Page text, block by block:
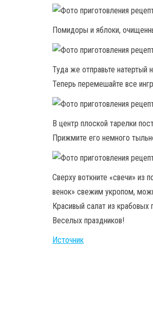
Помидоры и яблоки,
Туда же отправьте натертый
Теперь перемешайте все
В центр плоской тарелки
Прижмите его немного
Сверху воткните «свечи» из
венок» свежим укропом,
Красивый салат из крабовых
Веселых праздников!
Источник